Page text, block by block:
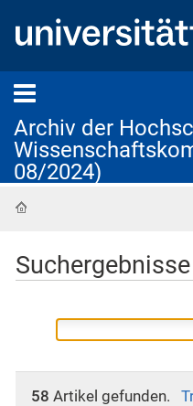
Archiv der
08/2024)
Suchergebnisse
58 Artikel gefunden.